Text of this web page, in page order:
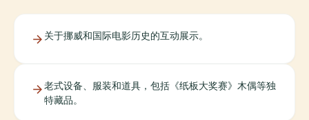
关于挪威和国际电影历史的互动展示。
老式设备、服装和道具，包括《纸板大奖赛》木偶等独
特藏品。